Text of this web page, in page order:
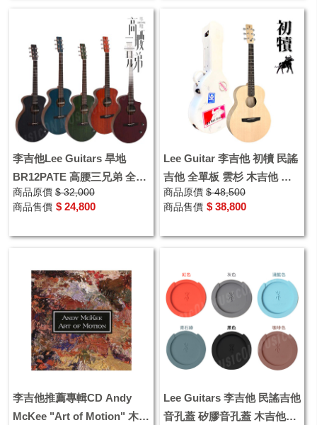
李吉他Lee Guitars 旱地
BR12PATE 高腰三兄弟 全單
民謠吉他 附原廠特製琴盒
商品原價 $ 32,000
商品售價 $ 24,800
Lee Guitar 李吉他 初犢 民謠
吉他 全單板 雲杉 木吉他 側
背楓木 附原廠硬盒
商品原價 $ 48,500
商品售價 $ 38,800
李吉他推薦專輯CD Andy
McKee "Art of Motion" 木吉
Lee Guitars 李吉他 民謠吉他
音孔蓋 矽膠音孔蓋 木吉他響